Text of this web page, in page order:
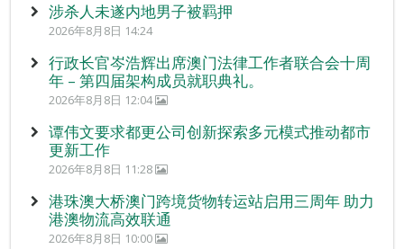
涉杀人未遂内地男子被羁押
2026年8月8日 14:24
行政长官岑浩辉出席澳门法律工作者联合会十周
年 – 第四届架构成员就职典礼。
2026年8月8日 12:04
谭伟文要求都更公司创新探索多元模式推动都市
更新工作
2026年8月8日 11:28
港珠澳大桥澳门跨境货物转运站启用三周年 助力
港澳物流高效联通
2026年8月8日 10:00